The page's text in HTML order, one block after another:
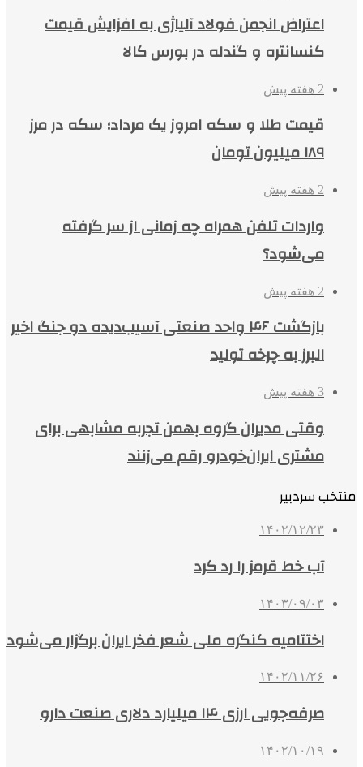
اعتراض انجمن فولاد آلیاژی به افزایش قیمت
کنسانتره و گندله در بورس کالا
2 هفته پیش
قیمت طلا و سکه امروز یک مرداد؛ سکه در مرز
۱۸۹ میلیون تومان
2 هفته پیش
واردات تلفن همراه چه زمانی از سر گرفته
می‌شود؟
2 هفته پیش
بازگشت ۴۶ واحد صنعتی آسیب‌دیده دو جنگ اخیر
البرز به چرخه تولید
3 هفته پیش
وقتی مدیران گروه بهمن تجربه مشابهی برای
مشتری ایران‌خودرو رقم می‌زنند
منتخب سردبیر
۱۴۰۲/۱۲/۲۳
آب خط قرمز را رد کرد
۱۴۰۳/۰۹/۰۳
اختتامیه کنگره ملی شعر فخر ایران برگزار می‌شود
۱۴۰۲/۱۱/۲۶
صرفه‌جویی ارزی ۱۴ میلیارد دلاری صنعت دارو
۱۴۰۲/۱۰/۱۹